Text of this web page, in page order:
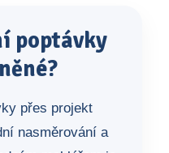
poptávky
přes projekt
nasměrování a